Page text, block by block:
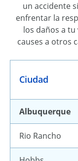
un accidente
enfrentar la
los daños a
causes a otros
Ciudad
Albuquerque
Rio Rancho